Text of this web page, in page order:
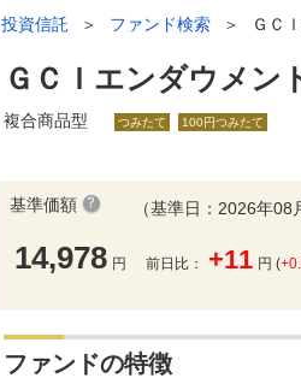
投資信託 ＞ ファンド検索 ＞ ＧＣ
ＧＣＩエンダウメン
複合商品型 つみたて 100円つみたて
基準価額
14,978 円
（基準日：2026年08
前日比： +11 円 (
ファンドの特徴